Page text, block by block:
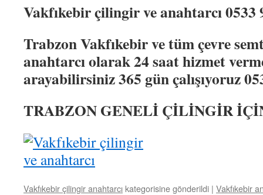
Vakfıkebirçilingir ve anahtarcı
TrabzonVakfıkebirve tüm çevre
anahtarcı olarak 24 saat hizmet
arayabilirsiniz 365 gün çalışıyoruz
TRABZON GENELİ ÇİLİNGİR
Vakfıkebir çilingir anahtarcı kategorisine gönderildi | Vakfıkebir